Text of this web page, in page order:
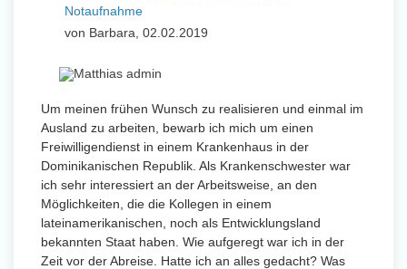
Notaufnahme
von Barbara, 02.02.2019
Um meinen frühen Wunsch zu realisieren und einmal im
Ausland zu arbeiten, bewarb ich mich um einen
Freiwilligendienst in einem Krankenhaus in der
Dominikanischen Republik. Als Krankenschwester war
ich sehr interessiert an der Arbeitsweise, an den
Möglichkeiten, die die Kollegen in einem
lateinamerikanischen, noch als Entwicklungsland
bekannten Staat haben. Wie aufgeregt war ich in der
Zeit vor der Abreise. Hatte ich an alles gedacht? Was